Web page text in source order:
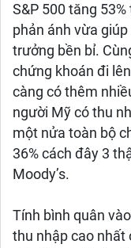
S&P 500 tăng
phản ánh vừa
trưởng bền bỉ.
chứng khoán đi
càng có thêm
người Mỹ có thu
một nửa toàn bộ
36% cách đây 3
Moody’s.
Tính bình quân
thu nhập cao nhất